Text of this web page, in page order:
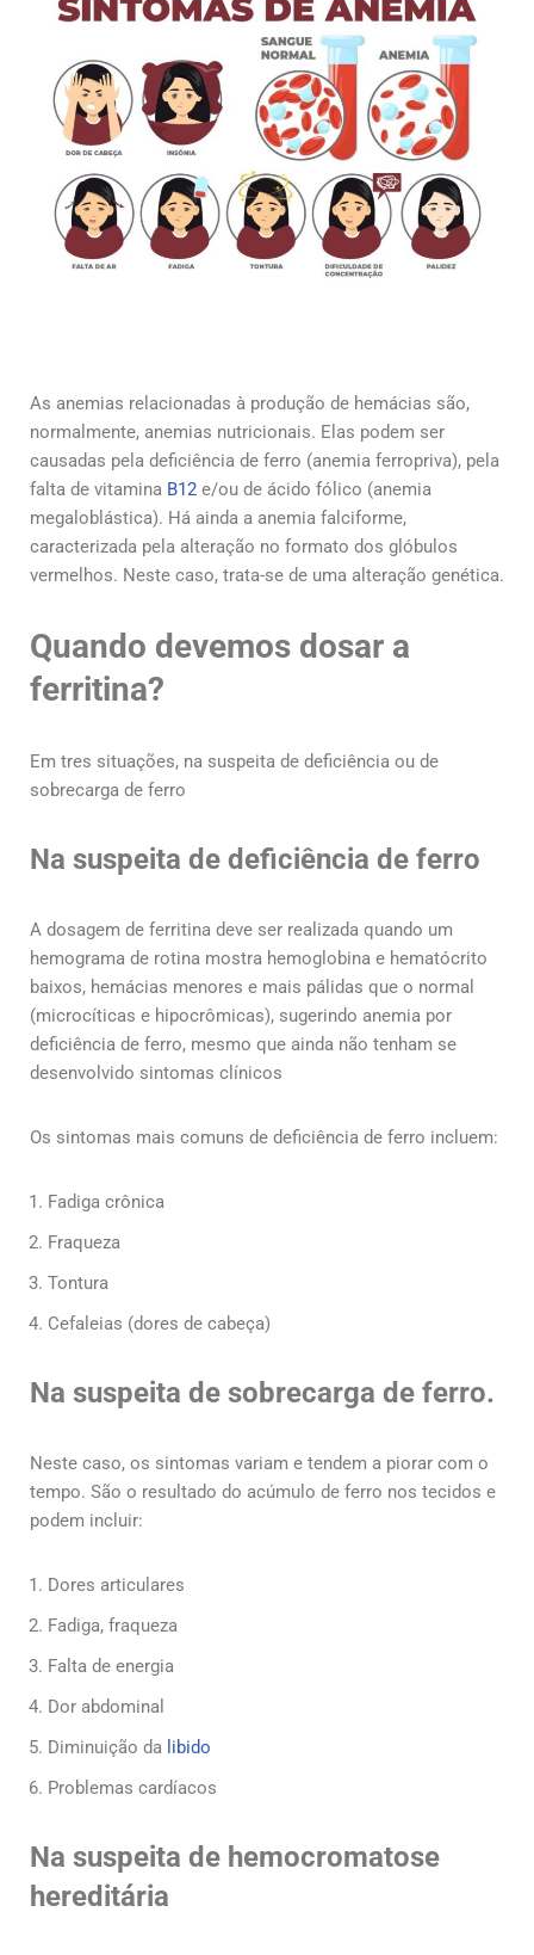
As anemias relacionadas à produção de hemácias são,
normalmente, anemias nutricionais. Elas podem ser
causadas pela deficiência de ferro (anemia ferropriva), pela
falta de vitamina B12 e/ou de ácido fólico (anemia
megaloblástica). Há ainda a anemia falciforme,
caracterizada pela alteração no formato dos glóbulos
vermelhos. Neste caso, trata-se de uma alteração genética.
Quando devemos dosar a
ferritina?
Em tres situações, na suspeita de deficiência ou de
sobrecarga de ferro
Na suspeita de deficiência de ferro
A dosagem de ferritina deve ser realizada quando um
hemograma de rotina mostra hemoglobina e hematócrito
baixos, hemácias menores e mais pálidas que o normal
(microcíticas e hipocrômicas), sugerindo anemia por
deficiência de ferro, mesmo que ainda não tenham se
desenvolvido sintomas clínicos
Os sintomas mais comuns de deficiência de ferro incluem:
Fadiga crônica
Fraqueza
Tontura
Cefaleias (dores de cabeça)
Na suspeita de sobrecarga de ferro.
Neste caso, os sintomas variam e tendem a piorar com o
tempo. São o resultado do acúmulo de ferro nos tecidos e
podem incluir:
Dores articulares
Fadiga, fraqueza
Falta de energia
Dor abdominal
Diminuição da libido
Problemas cardíacos
Na suspeita de hemocromatose
hereditária